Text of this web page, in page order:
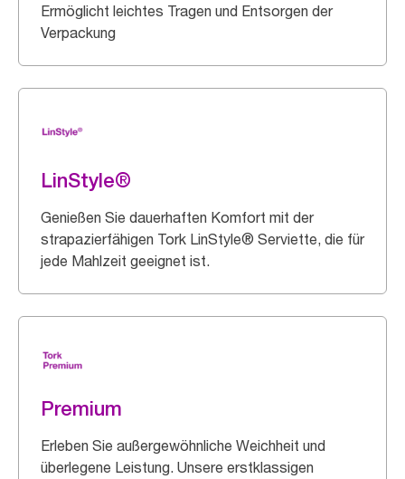
Ermöglicht leichtes Tragen und Entsorgen der
Verpackung
LinStyle®
Genießen Sie dauerhaften Komfort mit der
strapazierfähigen Tork LinStyle® Serviette, die für
jede Mahlzeit geeignet ist.
Premium
Erleben Sie außergewöhnliche Weichheit und
überlegene Leistung. Unsere erstklassigen